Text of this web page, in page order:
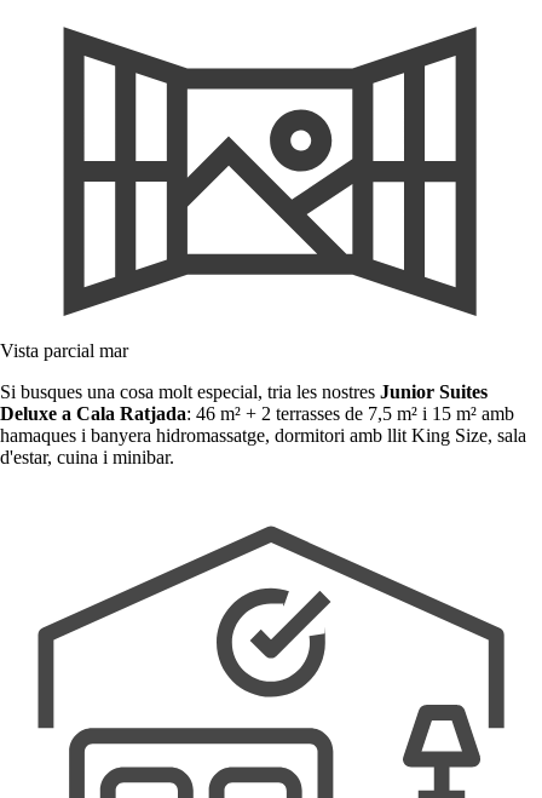
Vista parcial mar
Si busques una cosa molt especial, tria les nostres Junior Suites
Deluxe a Cala Ratjada: 46 m² + 2 terrasses de 7,5 m² i 15 m² amb
hamaques i banyera hidromassatge, dormitori amb llit King Size, sala
d'estar, cuina i minibar.